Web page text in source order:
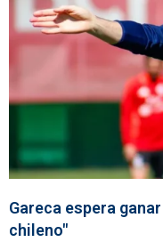
Gareca espera
chileno"